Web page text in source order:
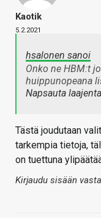
Kaotik
5.2.2021
hsalonen sanoi
Onko ne HBM:t
huippunopeana
Napsauta
Tästä joudutaan
tarkempia tietoja,
on tuettuna
Kirjaudu sisään